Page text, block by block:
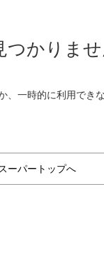
かりませ
一時的に利用でき
ーパートップへ